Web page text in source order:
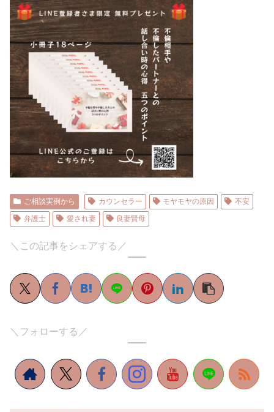
ご相談実例から カウンセラー モヤモヤの原因
不安
弁護士
愛され妻 良妻賢母
＼この記事をシェアする／
＼フォローする／